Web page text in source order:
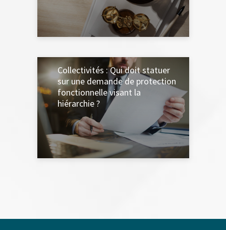
Collectivités : Qui doit statuer
sur une demande de protection
fonctionnelle visant la
hiérarchie ?